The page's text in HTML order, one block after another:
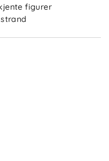
figurer